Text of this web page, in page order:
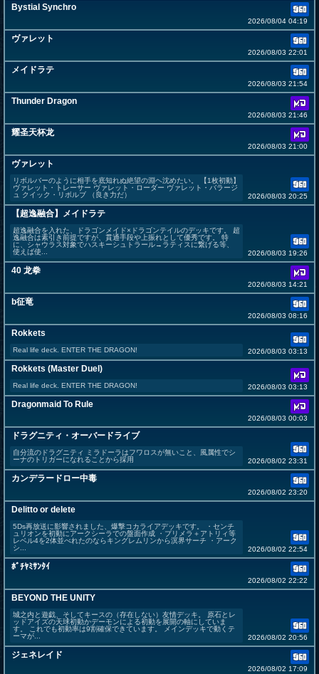
Bystial Synchro
2026/08/04 04:19
ヴァレット
2026/08/03 22:01
メイドラテ
2026/08/03 21:54
Thunder Dragon
2026/08/03 21:46
耀圣天杯龙
2026/08/03 21:00
ヴァレット
リボルバーのように相手を底知れぬ絶望の淵ヘ沈めたい。 【1枚初動】
ヴァレット・トレーサー ヴァレット・ローダー ヴァレット・バラージ
ュ クイック・リボルブ （良き力だ）
2026/08/03 20:25
【超逸融合】メイドラテ
超逸融合を入れた、ドラゴンメイド×ドラゴンテイルのデッキです。 超
逸融合は素引き前提ですが、貫通手段や上振れとして優秀です。 特
に、シャウラス対象でハスキーシュトラール→ラティスに繋げる等、
使えば使...
2026/08/03 19:26
40 龙拳
2026/08/03 14:21
b征竜
2026/08/03 08:16
Rokkets
Real life deck. ENTER THE DRAGON! 2026/08/03 03:13
Rokkets (Master Duel)
Real life deck. ENTER THE DRAGON! 2026/08/03 03:13
Dragonmaid To Rule
2026/08/03 00:03
ドラグニティ・オーバードライブ
自分流のドラグニティ ミラドーラはフワロスが無いこと、風属性でシ
ーナのトリガーになれることから採用
2026/08/02 23:31
カンデラードロー中毒
2026/08/02 23:20
Delitto or delete
5Ds再放送に影響されました、爆撃コカライアデッキです。 ・センチ
ュリオンを初動にアークシーラでの盤面作成 ・プリメラ＋アトリィ等
レベル4を2体並べれたのならキングレムリンから溟界サーチ ・アーク
シ...
2026/08/02 22:54
ﾎﾞﾁﾔﾐｻﾝﾀｲ
2026/08/02 22:22
BEYOND THE UNITY
城之内と遊戯、そしてキースの（存在しない）友情デッキ。 原石とレ
ッドアイズの天球初動かデーモンによる初動を展開の軸にしていま
す。 これでも初動率は9割確保できています。 メインデッキで動くテ
ーマが...
2026/08/02 20:56
ジェネレイド
2026/08/02 17:09